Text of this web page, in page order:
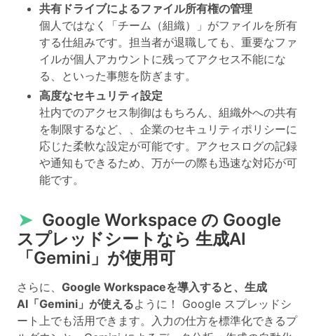
共有ドライブによるファイル所有権の管理
個人ではなく「チーム（組織）」がファイルを所有
する仕組みです。担当者が退職しても、重要なファ
イルが個人アカウントに残ってアクセス不能にな
る、といった事態を防ぎます。
高度なセキュリティ設定
社内でのアクセス制御はもちろん、組織外への共有
を制限するなど、、企業のセキュリティポリシーに
応じた柔軟な設定が可能です。アクセスログの記録
や通知もできるため、万が一の際も迅速な対応が可
能です。
➤ Google Workspace の Google
スプレッドシートなら 生成AI
「Gemini」が使用可
さらに、 Google Workspaceを導入すると、生成
AI「Gemini」が使えるように！ Google スプレッドシ
ート上でも活用できます。入力の仕方を標準化できるプ